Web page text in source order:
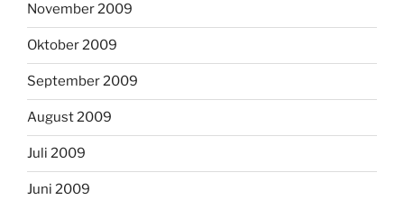
November 2009
Oktober 2009
September 2009
August 2009
Juli 2009
Juni 2009